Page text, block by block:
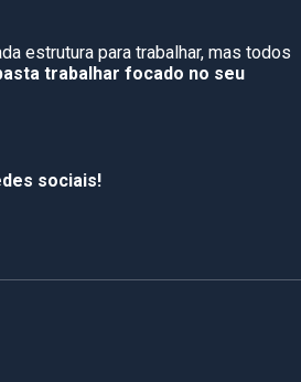
estrutura para trabalhar, mas todos
trabalhar focado no seu
sociais!